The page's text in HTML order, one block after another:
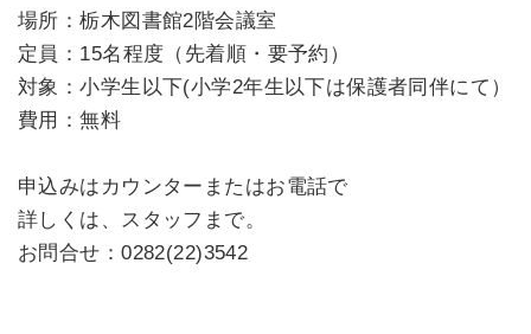
場所：栃木図書館2階会議室
定員：15名程度（先着順・要予約）
対象：小学生以下(小学2年生以下は保護者同伴にて）
費用：無料
申込みはカウンターまたはお電話で
詳しくは、スタッフまで。
お問合せ：0282(22)3542